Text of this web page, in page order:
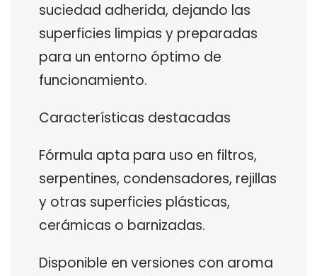
suciedad adherida, dejando las
superficies limpias y preparadas
para un entorno óptimo de
funcionamiento.
Características destacadas
Fórmula apta para uso en filtros,
serpentines, condensadores, rejillas
y otras superficies plásticas,
cerámicas o barnizadas.
Disponible en versiones con aroma